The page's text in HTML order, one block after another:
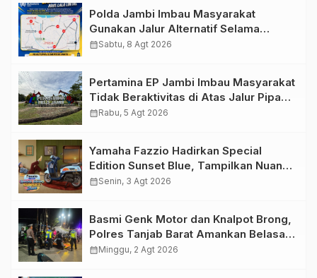
Polda Jambi Imbau Masyarakat
Gunakan Jalur Alternatif Selama
Pelaksanaan Presisi Merdeka Run
calendar_monthSabtu, 8 Agt 2026
Pertamina EP Jambi Imbau Masyarakat
Tidak Beraktivitas di Atas Jalur Pipa
Migas Demi Keselamatan Bersama
calendar_monthRabu, 5 Agt 2026
Yamaha Fazzio Hadirkan Special
Edition Sunset Blue, Tampilkan Nuansa
Retro Summer yang Semakin Skena
calendar_monthSenin, 3 Agt 2026
Basmi Genk Motor dan Knalpot Brong,
Polres Tanjab Barat Amankan Belasan
Kendaraan
calendar_monthMinggu, 2 Agt 2026